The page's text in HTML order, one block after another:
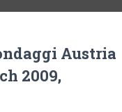
Austria
2009,